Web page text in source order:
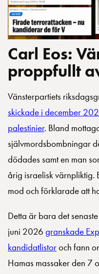
Carl Eos:
proppfullt
Vänsterpartiets
skickade i december
palestinier. Bland
självmordsbombningar
dödades samt en man
årig israelisk värnpliktig.
mod och förklarade att
Detta är bara det
juni 2026 granskade
kandidatlistoroch fann
Hamas massaker den 7